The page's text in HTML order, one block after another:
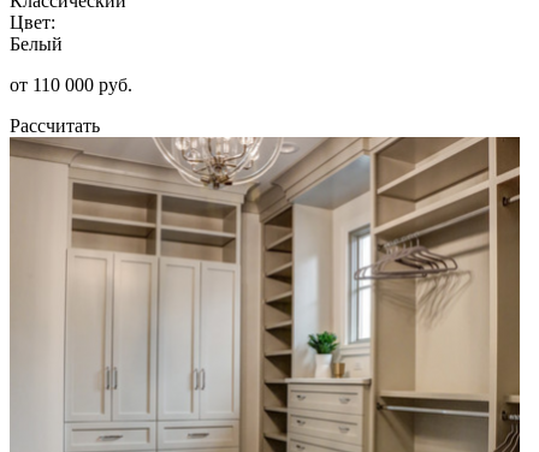
Цвет:
Белый
от 110 000 руб.
Рассчитать